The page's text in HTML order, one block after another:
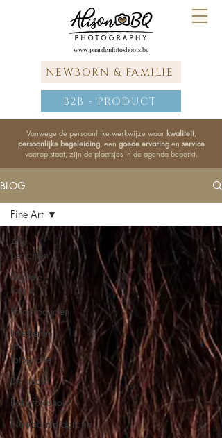
www.paardenfotoshoots.be
Vanwege de persoonlijke werkwijze waar kwaliteit,
persoonlijke begeleiding, een goede ervaringen service
voorop staat, zijn de plaatsjes in de agenda beperkt.
B2B - PRODUCT
NEWBORN & FAMILIE
BLOG
Alle
berichten
Digitale
foto's
Fotoproducten
Investeren
in
fotografie
De studio
Babyfotoshoot
Newbornfotografie
Fine Art